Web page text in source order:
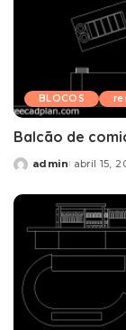
BLOCOS
Balcão de
Posted
admin abril 15,